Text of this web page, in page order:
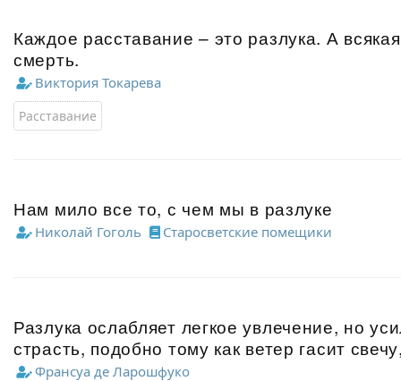
Каждое расставание – это разлука. А
смерть.
Виктория Токарева
Расставание
Нам мило все то, с чем мы в разлуке
Николай Гоголь Старосветские помещики
Разлука ослабляет легкое увлечение, но
страсть, подобно тому как ветер гасит
Франсуа де Ларошфуко